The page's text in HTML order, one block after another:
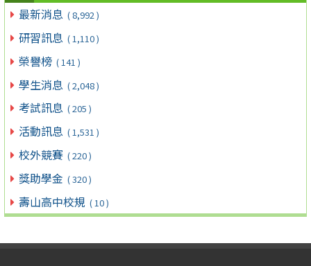
最新消息 ( 8,992 )
研習訊息 ( 1,110 )
榮譽榜 ( 141 )
學生消息 ( 2,048 )
考試訊息 ( 205 )
活動訊息 ( 1,531 )
校外競賽 ( 220 )
獎助學金 ( 320 )
壽山高中校規 ( 10 )